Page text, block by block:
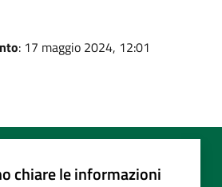
: 17 maggio 2024, 12:01
chiare le informazioni